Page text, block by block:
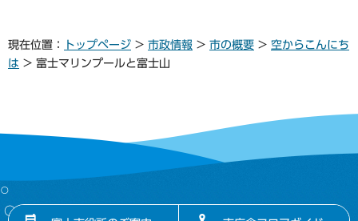
現在位置： トップページ > 市政情報 > 市の概要 > 空からこんにち
は > 富士マリンプールと富士山